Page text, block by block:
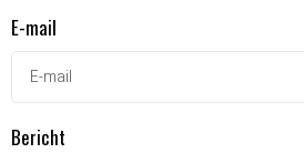
E-mail
Bericht